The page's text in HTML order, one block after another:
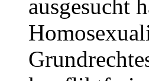
ausgesucht